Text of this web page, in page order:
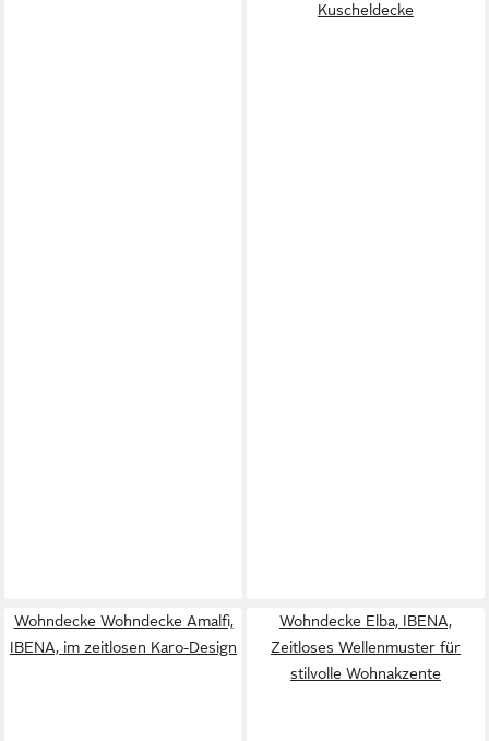
Kuscheldecke
Wohndecke Wohndecke Amalfi,
IBENA, im zeitlosen Karo-Design
Wohndecke Elba, IBENA,
Zeitloses Wellenmuster für
stilvolle Wohnakzente